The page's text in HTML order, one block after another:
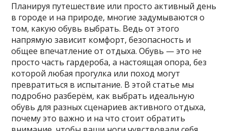
Планируя путешествие или просто активный день
в городе и на природе, многие задумываются о
том, какую обувь выбрать. Ведь от этого
напрямую зависит комфорт, безопасность и
общее впечатление от отдыха. Обувь — это не
просто часть гардероба, а настоящая опора, без
которой любая прогулка или поход могут
превратиться в испытание. В этой статье мы
подробно разберём, как выбрать идеальную
обувь для разных сценариев активного отдыха,
почему это важно и на что стоит обратить